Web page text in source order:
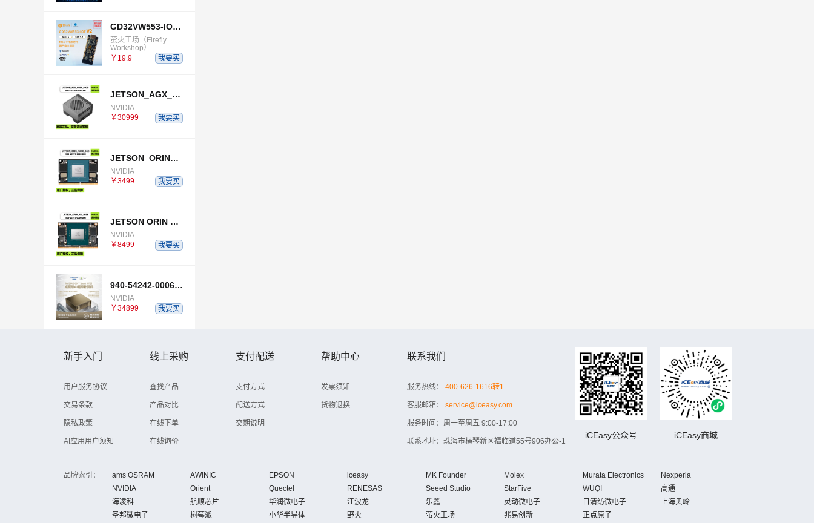
GD32VW553-IOT-V2
萤火工场（Firefly
Workshop）
￥19.9
我要买
JETSON_AGX_ORIN_64GB_DEVELOPER_KIT
NVIDIA
￥30999
我要买
JETSON_ORIN_NANO_8GB
NVIDIA
￥3499
我要买
JETSON ORIN NX 16GB
NVIDIA
￥8499
我要买
940-54242-0006-000
NVIDIA
￥34899
我要买
新手入门
用户服务协议
交易条款
隐私政策
AI应用用户须知
线上采购
查找产品
产品对比
在线下单
在线询价
支付配送
支付方式
配送方式
交期说明
帮助中心
发票须知
货物退换
联系我们
服务热线：400-626-1616转1
客服邮箱：service@iceasy.com
服务时间：周一至周五 9:00-17:00
联系地址：珠海市横琴新区福临道55号906办公-1
iCEasy公众号 iCEasy商城
品牌索引： ams OSRAM AWINIC EPSON iceasy MK Founder Molex Murata Electronics
Nexperia
NVIDIA
Orient Quectel RENESAS Seeed Studio StarFive WUQI
高通
海凌科
航顺芯片 华润微电子 江波龙 乐鑫 灵动微电子 日清纺微电子
上海贝岭
圣邦微电子
树莓派 小华半导体 野火 萤火工场 兆易创新 正点原子